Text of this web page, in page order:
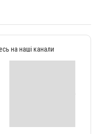
на наші канали